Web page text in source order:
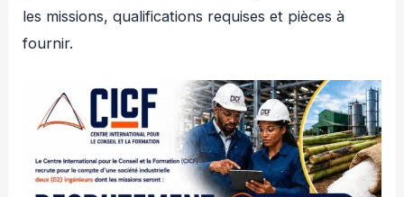
les missions, qualifications requises et pièces à
fournir.